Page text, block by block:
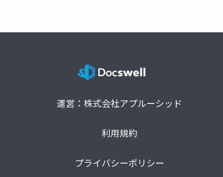
運営：株式会社アプルーシッド
利用規約
プライバシーポリシー